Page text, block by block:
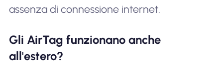
assenza di connessione internet.
Gli AirTag funzionano anche
all'estero?